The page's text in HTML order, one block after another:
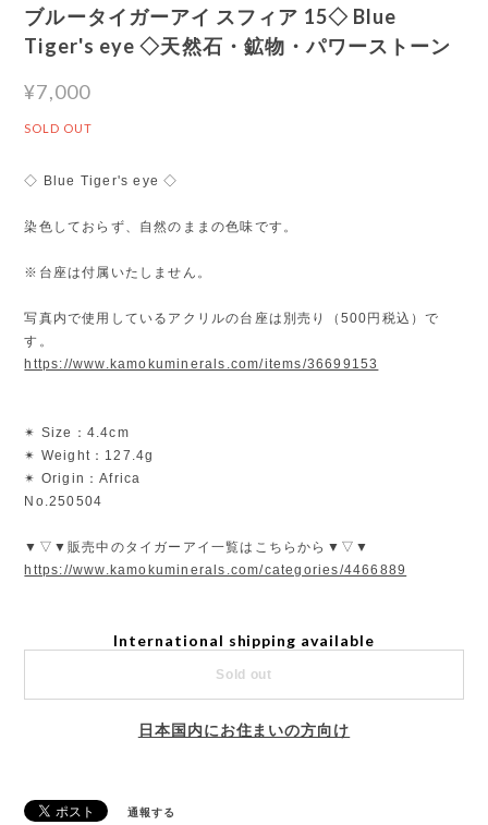
ブルータイガーアイ スフィア 15◇ Blue
Tiger's eye ◇天然石・鉱物・パワーストーン
¥7,000
SOLD OUT
◇ Blue Tiger's eye ◇
染色しておらず、自然のままの色味です。
※台座は付属いたしません。
写真内で使用しているアクリルの台座は別売り（500円税込）で
す。
https://www.kamokuminerals.com/items/36699153
✴︎ Size：4.4cm
✴︎ Weight：127.4g
✴︎ Origin：Africa
No.250504
▼▽▼販売中のタイガーアイ一覧はこちらから▼▽▼
https://www.kamokuminerals.com/categories/4466889
International shipping available
Sold out
日本国内にお住まいの方向け
通報する